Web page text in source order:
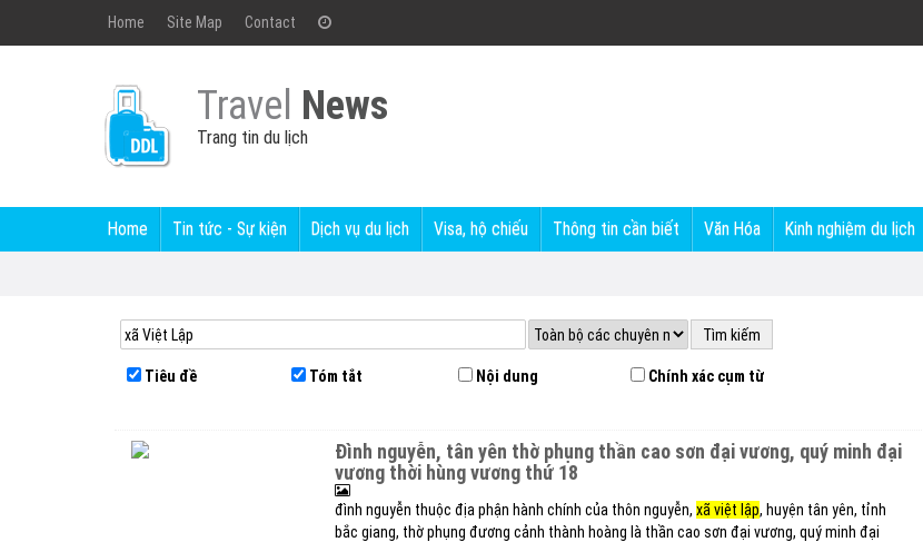
Home Site Map Contact
Travel News
Trang tin du lịch
Home Tin tức - Sự kiện Dịch vụ du lịch Visa, hộ chiếu Thông tin cần biết Văn Hóa Kinh nghiệm du lịch
Tiêu đề Tóm tắt Nội dung Chính xác cụm từ
đình nguyễn, tân yên thờ phụng thần cao sơn đại vương, quý minh đại
vương thời hùng vương thứ 18
đình nguyễn thuộc địa phận hành chính của thôn nguyễn, xã việt lập, huyện tân yên, tỉnh
bắc giang, thờ phụng đương cảnh thành hoàng là thần cao sơn đại vương, quý minh đại